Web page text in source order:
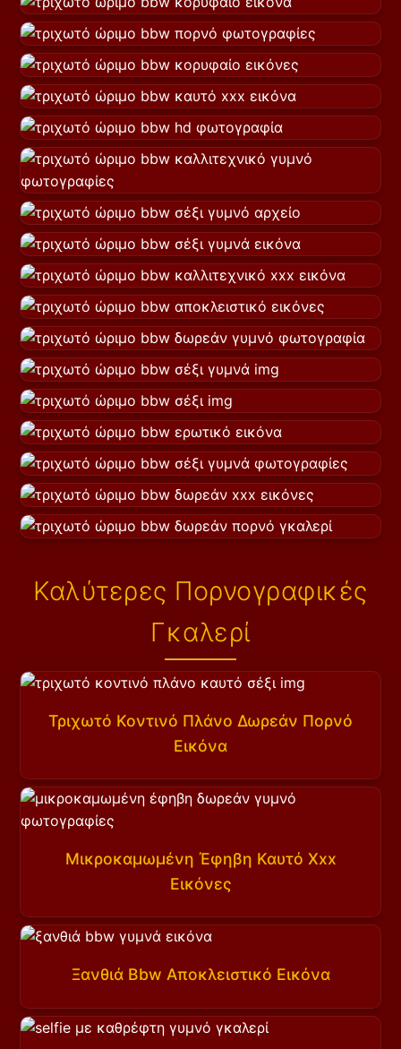
Καλύτερες Πορνογραφικές
Γκαλερί
Τριχωτό Κοντινό Πλάνο Δωρεάν Πορνό
Εικόνα
Μικροκαμωμένη Έφηβη Καυτό Xxx
Εικόνες
Ξανθιά Bbw Αποκλειστικό Εικόνα